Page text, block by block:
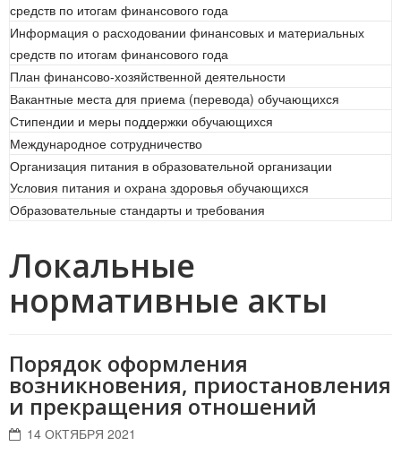
средств по итогам финансового года
Информация о расходовании финансовых и материальных
средств по итогам финансового года
План финансово-хозяйственной деятельности
Вакантные места для приема (перевода) обучающихся
Стипендии и меры поддержки обучающихся
Международное сотрудничество
Организация питания в образовательной организации
Условия питания и охрана здоровья обучающихся
Образовательные стандарты и требования
Локальные
нормативные акты
Порядок оформления
возникновения, приостановления
и прекращения отношений
14 ОКТЯБРЯ 2021